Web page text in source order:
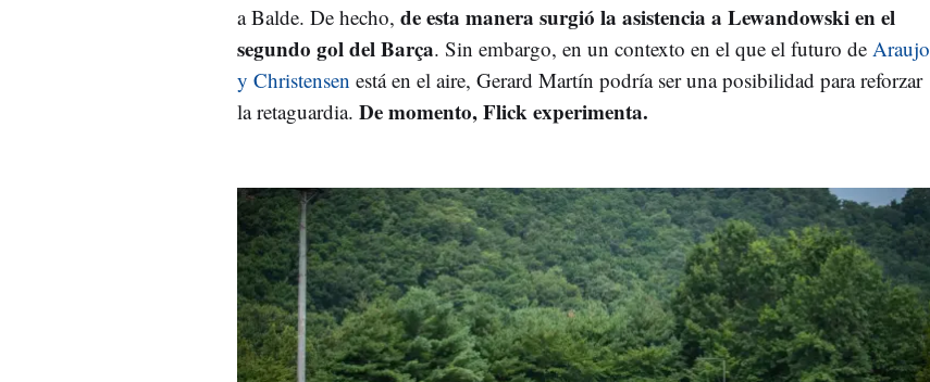
a Balde. De hecho, de esta manera surgió la asistencia a Lewandowski en el
segundo gol del Barça. Sin embargo, en un contexto en el que el futuro de Araujo
y Christensen está en el aire, Gerard Martín podría ser una posibilidad para reforzar
la retaguardia. De momento, Flick experimenta.